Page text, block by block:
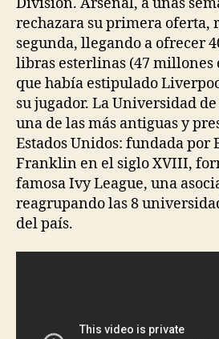
rechazara su primera oferta,
segunda, llegando a ofrecer
libras esterlinas (47 millones
que había estipulado
su jugador. La Universidad
una de las más antiguas y
Estados Unidos: fundada por
Franklin en el siglo XVIII,
famosa Ivy League, una
reagrupando las 8
del país.